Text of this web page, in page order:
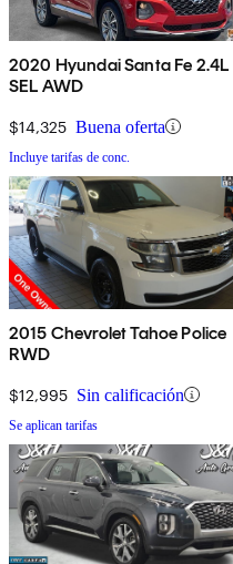
2020 Hyundai Santa Fe 2.4L
SEL AWD
$14,325 Buena oferta
Incluye tarifas de conc.
2015 Chevrolet Tahoe Police
RWD
$12,995 Sin calificación
Se aplican tarifas